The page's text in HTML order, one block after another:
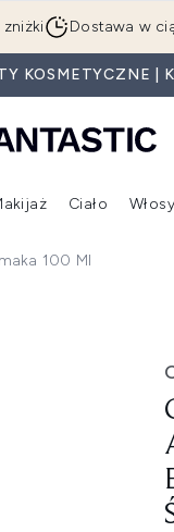
do głównej treści
Dostawa w
KOSMETYCZNE |
Wejdź do podmenu (Pielęgnacja
Wejdź do
Ciało Włosy
100 Ml